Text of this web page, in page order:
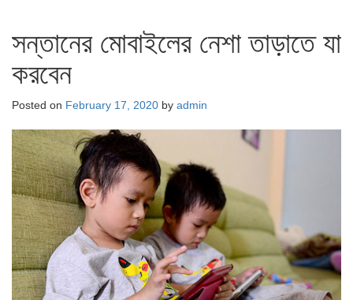
সন্তানের মোবাইলের নেশা তাড়াতে যা
করবেন
Posted on February 17, 2020 by admin